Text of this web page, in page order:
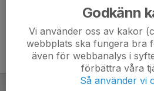
Godkänn
Vi använder oss av kakor
webbplats ska fungera bra
även för webbanalys i
förbättra våra
Så använder vi